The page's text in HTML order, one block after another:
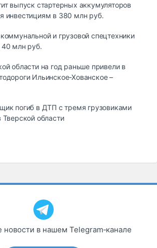
выпуск стартерных аккумуляторов
инвестициям в 380 млн руб.
и грузовой спецтехники
40 млн руб.
области на год раньше привели в
Ильинское-Хованское –
погиб в ДТП с тремя грузовиками
области
новости в нашем Telegram‑канале